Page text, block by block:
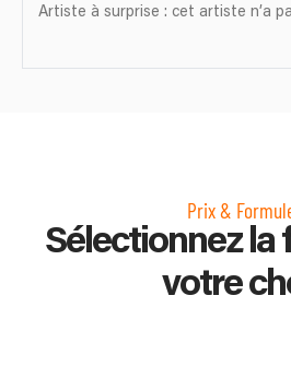
Artiste à surprise : cet artiste n’a
Prix &
Sélectionnez la
votre